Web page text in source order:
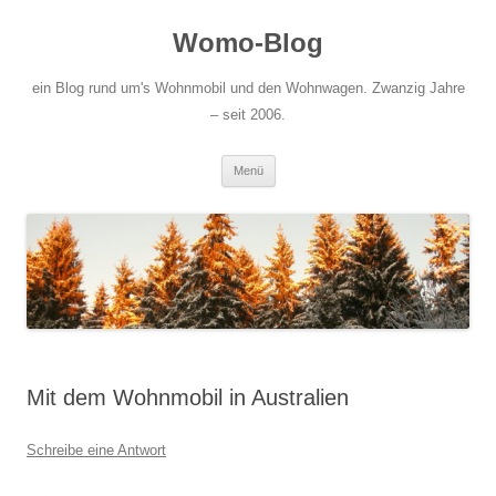
Womo-Blog
ein Blog rund um's Wohnmobil und den Wohnwagen. Zwanzig Jahre
– seit 2006.
Menü
Mit dem Wohnmobil in Australien
Schreibe eine Antwort